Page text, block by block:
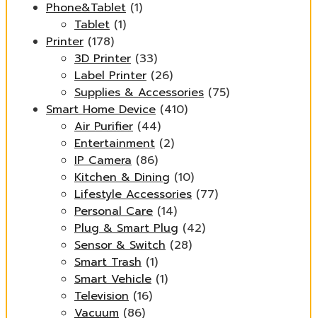
Phone&Tablet (1)
Tablet (1)
Printer (178)
3D Printer (33)
Label Printer (26)
Supplies & Accessories (75)
Smart Home Device (410)
Air Purifier (44)
Entertainment (2)
IP Camera (86)
Kitchen & Dining (10)
Lifestyle Accessories (77)
Personal Care (14)
Plug & Smart Plug (42)
Sensor & Switch (28)
Smart Trash (1)
Smart Vehicle (1)
Television (16)
Vacuum (86)